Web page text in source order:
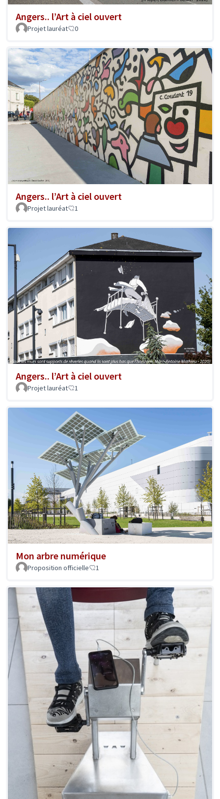
Angers.. l’Art à ciel ouvert
Projet lauréat 0
Angers.. l’Art à ciel ouvert
Projet lauréat 1
Angers.. l’Art à ciel ouvert
Projet lauréat 1
Mon arbre numérique
Proposition officielle 1